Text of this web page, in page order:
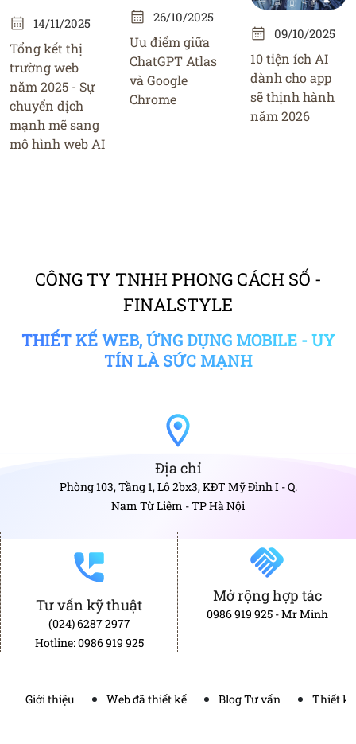
14/11/2025
Tổng kết thị
trường web
năm 2025 - Sự
chuyển dịch
mạnh mẽ sang
mô hình web AI
26/10/2025
Uu điểm giữa
ChatGPT Atlas
và Google
Chrome
09/10/2025
10 tiện ích AI
dành cho app
sẽ thịnh hành
năm 2026
CÔNG TY TNHH PHONG CÁCH SỐ -
FINALSTYLE
THIẾT KẾ WEB, ỨNG DỤNG MOBILE - UY
TÍN LÀ SỨC MẠNH
Địa chỉ
Phòng 103, Tầng 1, Lô 2bx3, KĐT Mỹ Đình I - Q.
Nam Từ Liêm - TP Hà Nội
Tư vấn kỹ thuật
(024) 6287 2977
Hotline: 0986 919 925
Mở rộng hợp tác
0986 919 925 - Mr Minh
Giới thiệu Web đã thiết kế Blog Tư vấn Thiết